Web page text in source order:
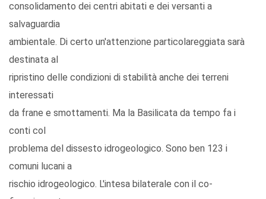
consolidamento dei centri abitati e dei versanti a
salvaguardia
ambientale. Di certo un'attenzione particolareggiata sarà
destinata al
ripristino delle condizioni di stabilità anche dei terreni
interessati
da frane e smottamenti. Ma la Basilicata da tempo fa i
conti col
problema del dissesto idrogeologico. Sono ben 123 i
comuni lucani a
rischio idrogeologico. L'intesa bilaterale con il co-